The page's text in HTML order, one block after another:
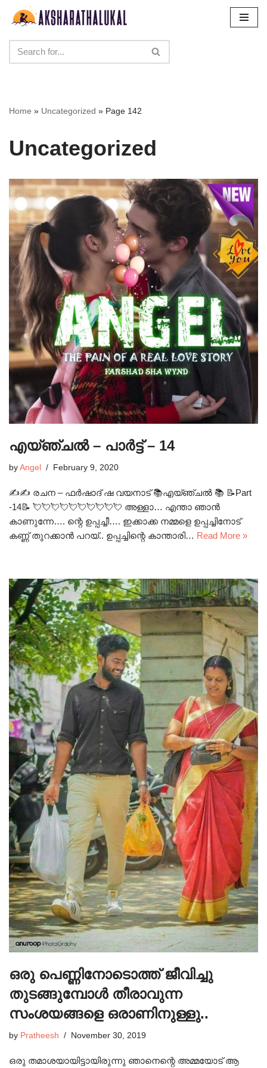
content
Home » Uncategorized » Page 142
Uncategorized
എയ്ഞ്ചൽ – പാർട്ട് – 14
by Angel February 9, 2020
✍✍ രചന – ഫർഷാദ് ഷ വയനാട് 📚എയ്ഞ്ചൽ 📚 📝Part
-14📝 💘💘💘💘💘💘💘💘💘💘 അള്ളാ… എന്താ ഞാൻ
കാണുന്നേ…. ന്റെ ഉപ്പച്ചീ…. ഇക്കാക്ക നമ്മളെ ഉപ്പച്ചിനോട്
കണ്ണ് തുറക്കാൻ പറയ്.. ഉപ്പച്ചിന്റെ കാന്താരി… Read More »
ഒരു പെണ്ണിനോടൊത്ത് ജീവിച്ചു
തുടങ്ങുമ്പോൾ തീരാവുന്ന
സംശയങ്ങളെ ഒരാണിനുള്ളു..
by Pratheesh November 30, 2019
ഒരു തമാശയായിട്ടായിരുന്നു ഞാനെന്റെ അമ്മയോട് ആ